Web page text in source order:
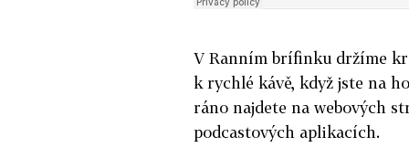
V Ranním brífinku držíme
k rychlé kávě, když jste na
ráno najdete na webových
podcastových aplikacích.